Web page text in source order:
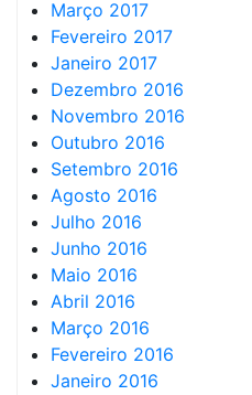
Março 2017
Fevereiro 2017
Janeiro 2017
Dezembro 2016
Novembro 2016
Outubro 2016
Setembro 2016
Agosto 2016
Julho 2016
Junho 2016
Maio 2016
Abril 2016
Março 2016
Fevereiro 2016
Janeiro 2016